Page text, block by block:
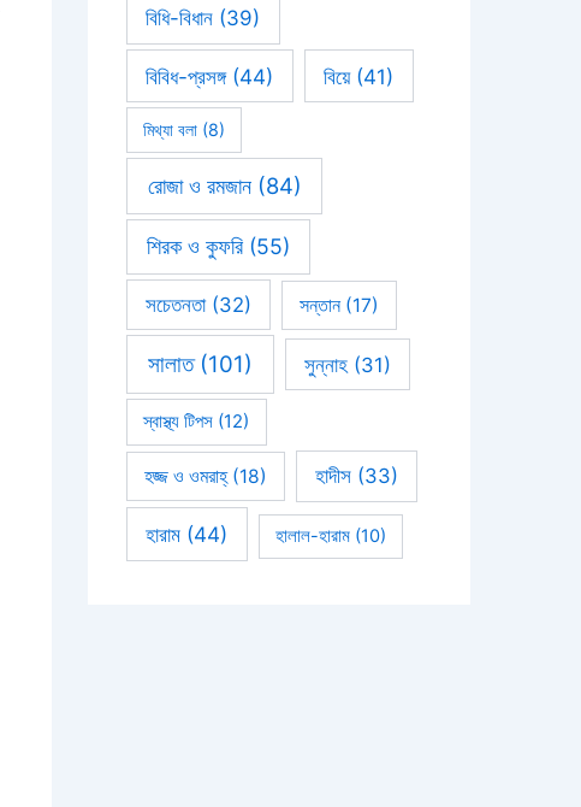
বিধি-বিধান (39)
বিবিধ-প্রসঙ্গ(44) বিয়ে(41)
মিথ্যা বলা(8)
রোজা ও রমজান(84)
শিরক ও কুফরি(55)
সচেতনতা(32) সন্তান(17)
সালাত(101) সুন্নাহ(31)
স্বাস্থ্য টিপস (12)
হজ্জ ও ওমরাহ্‌(18) হাদীস (33)
হারাম (44) হালাল-হারাম (10)